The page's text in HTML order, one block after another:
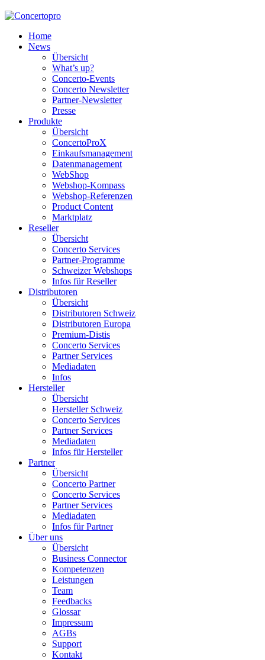
Home
News
Übersicht
What’s up?
Concerto-Events
Concerto Newsletter
Partner-Newsletter
Presse
Produkte
Übersicht
ConcertoProX
Einkaufsmanagement
Datenmanagement
WebShop
Webshop-Kompass
Webshop-Referenzen
Product Content
Marktplatz
Reseller
Übersicht
Concerto Services
Partner-Programme
Schweizer Webshops
Infos für Reseller
Distributoren
Übersicht
Distributoren Schweiz
Distributoren Europa
Premium-Distis
Concerto Services
Partner Services
Mediadaten
Infos
Hersteller
Übersicht
Hersteller Schweiz
Concerto Services
Partner Services
Mediadaten
Infos für Hersteller
Partner
Übersicht
Concerto Partner
Concerto Services
Partner Services
Mediadaten
Infos für Partner
Über uns
Übersicht
Business Connector
Kompetenzen
Leistungen
Team
Feedbacks
Glossar
Impressum
AGBs
Support
Kontakt